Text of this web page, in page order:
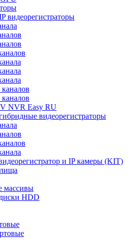
видеорегистраторы
каналов
каналов
NVR Easy RU
видеорегистраторы
и IP камеры (KIT)
массивы
HDD